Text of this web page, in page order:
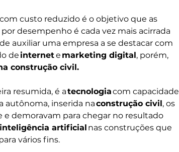
custo reduzido é o objetivo que as
desempenho é cada vez mais acirrada
auxiliar uma empresa a se destacar com
de internet e marketing digital, porém,
construção civil.
resumida, é a tecnologia com capacidade
autônoma, inserida na construção civil, os
demoravam para chegar no resultado
inteligência artificial nas construções que
vários fins.